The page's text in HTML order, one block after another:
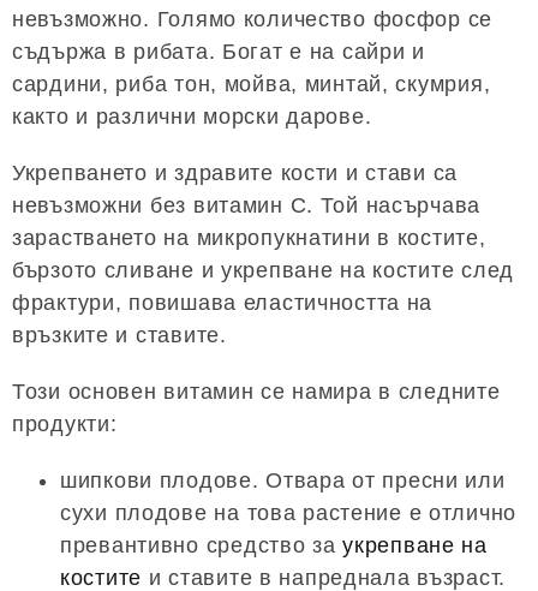
невъзможно. Голямо количество фосфор се
съдържа в рибата. Богат е на сайри и
сардини, риба тон, мойва, минтай, скумрия,
както и различни морски дарове.
Укрепването и здравите кости и стави са
невъзможни без витамин С. Той насърчава
зарастването на микропукнатини в костите,
бързото сливане и укрепване на костите след
фрактури, повишава еластичността на
връзките и ставите.
Този основен витамин се намира в следните
продукти:
шипкови плодове. Отвара от пресни или
сухи плодове на това растение е отлично
превантивно средство заукрепване на
костите и ставите в напреднала възраст.